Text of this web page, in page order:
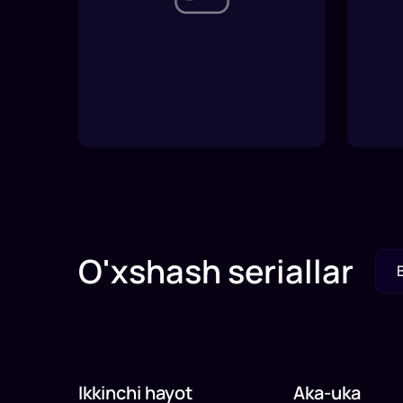
O'xshash seriallar
Milliy serial
Ikkinchi hayot
Milliy serial
Aka-uka